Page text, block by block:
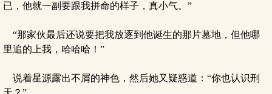
已，他就一副要跟我拼命的样子，真小气。”
“那家伙最后还说要把我放逐到他诞生的那片墓地，但他哪
里追的上我，哈哈哈！”
说着星源露出不屑的神色，然后她又疑惑道：“你也认识刑